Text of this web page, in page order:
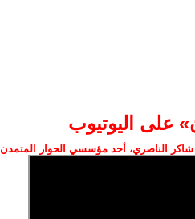
على اليوتيوب
الناصري، أحد مؤسسي الحوار المتمدن